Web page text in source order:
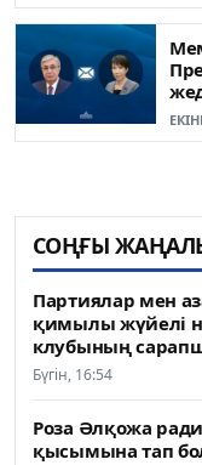
СОҢҒЫ
Партиялар мен
қимылы жүйелі
клубының
Бүгін, 16:54
Роза Әлқожа
қысымына тап